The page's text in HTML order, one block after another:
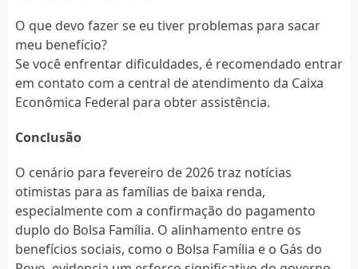
O que devo fazer se eu tiver problemas para sacar
meu benefício?
Se você enfrentar dificuldades, é recomendado entrar
em contato com a central de atendimento da Caixa
Econômica Federal para obter assistência.
Conclusão
O cenário para fevereiro de 2026 traz notícias
otimistas para as famílias de baixa renda,
especialmente com a confirmação do pagamento
duplo do Bolsa Família. O alinhamento entre os
benefícios sociais, como o Bolsa Família e o Gás do